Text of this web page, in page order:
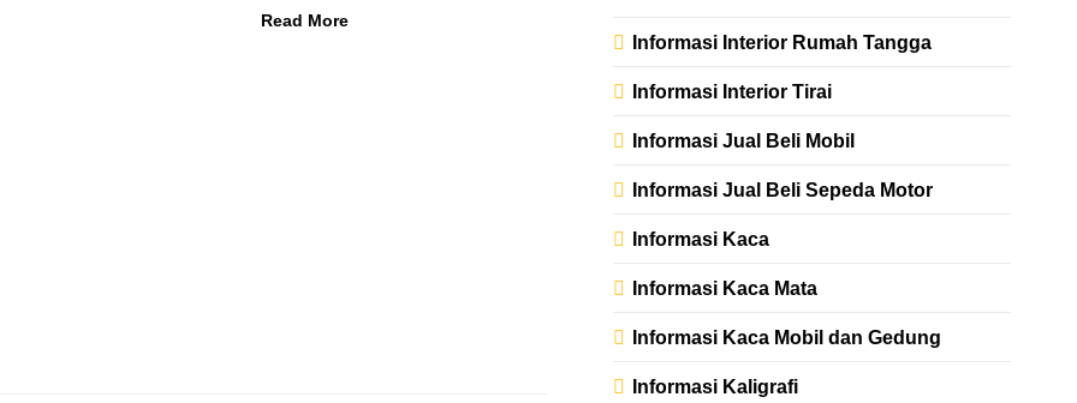
Read More
Informasi Interior Rumah Tangga
Informasi Interior Tirai
Informasi Jual Beli Mobil
Informasi Jual Beli Sepeda Motor
Informasi Kaca
Informasi Kaca Mata
Informasi Kaca Mobil dan Gedung
Informasi Kaligrafi